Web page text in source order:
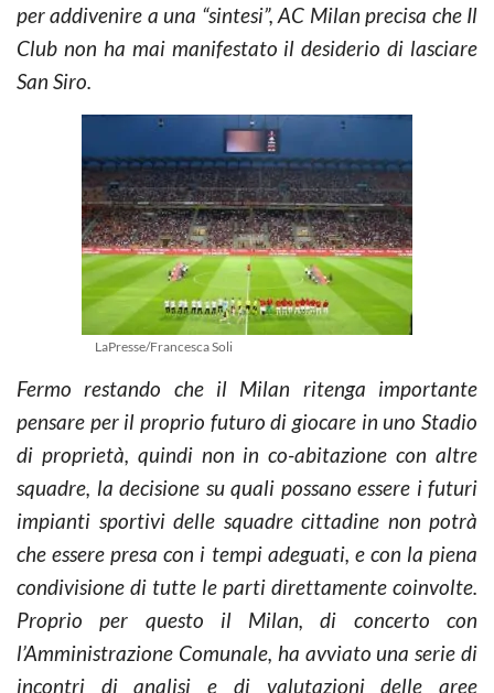
per addivenire a una “sintesi”, AC Milan precisa che Il
Club non ha mai manifestato il desiderio di lasciare
San Siro.
LaPresse/Francesca Soli
Fermo restando che il Milan ritenga importante
pensare per il proprio futuro di giocare in uno Stadio
di proprietà, quindi non in co-abitazione con altre
squadre, la decisione su quali possano essere i futuri
impianti sportivi delle squadre cittadine non potrà
che essere presa con i tempi adeguati, e con la piena
condivisione di tutte le parti direttamente coinvolte.
Proprio per questo il Milan, di concerto con
l’Amministrazione Comunale, ha avviato una serie di
incontri di analisi e di valutazioni delle aree